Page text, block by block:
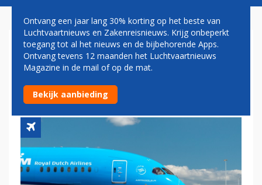
KLM KAN MEER VLUCHTEN
UITVOEREN NA AKKOORD
MET PILOTEN
Ontvang een jaar lang 30% korting op het beste van
Luchtvaartnieuws en Zakenreisnieuws. Krijg onbeperkt
toegang tot al het nieuws en de bijbehorende Apps.
Ontvang tevens 12 maanden het Luchtvaartnieuws
Magazine in de mail of op de mat.
Bekijk aanbieding